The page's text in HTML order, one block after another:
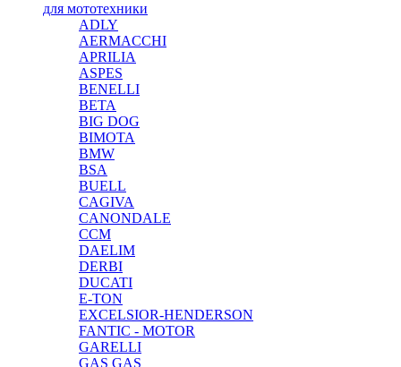
для мототехники
ADLY
AERMACCHI
APRILIA
ASPES
BENELLI
BETA
BIG DOG
BIMOTA
BMW
BSA
BUELL
CAGIVA
CANONDALE
CCM
DAELIM
DERBI
DUCATI
E-TON
EXCELSIOR-HENDERSON
FANTIC - MOTOR
GARELLI
GAS GAS